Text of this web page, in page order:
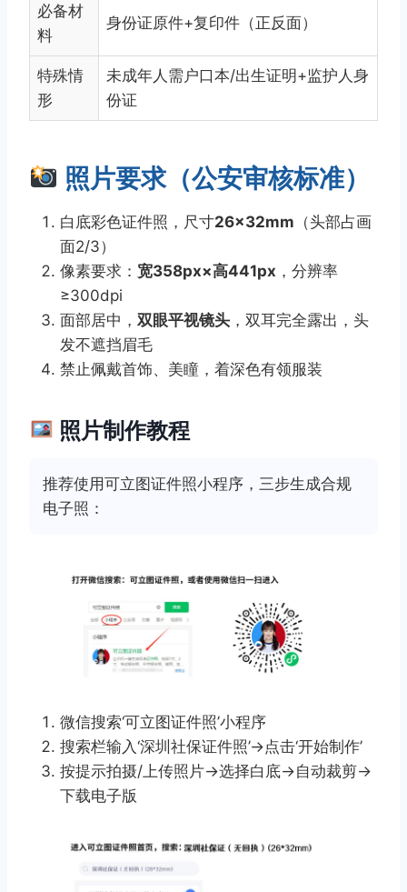
必备材
料
身份证原件+复印件（正反面）
特殊情
形
未成年人需户口本/出生证明+监护人身
份证
照片要求（公安审核标准）
白底彩色证件照，尺寸26×32mm （头部占画
面2/3）
像素要求： 宽358px×高441px ，分辨率
≥300dpi
面部居中， 双眼平视镜头 ，双耳完全露出，头
发不遮挡眉毛
禁止佩戴首饰、美瞳，着深色有领服装
照片制作教程
推荐使用可立图证件照小程序，三步生成合规
电子照：
微信搜索‘可立图证件照’小程序
搜索栏输入‘深圳社保证件照’→点击‘开始制作’
按提示拍摄/上传照片→选择白底→自动裁剪→
下载电子版